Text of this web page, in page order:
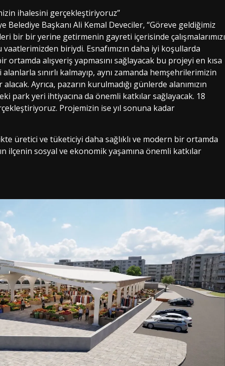
ihalesini gerçekleştiriyoruz”
Başkanı Ali Kemal Deveciler, “Göreve geldiğimiz
bir bir yerine getirmenin gayreti içerisinde çalışmalarımızı
biriydi. Esnafımızın daha iyi koşullarda
ortamda alışveriş yapmasını sağlayacak bu projeyi en kısa
sınırlı kalmayıp, aynı zamanda hemşehrilerimizin
Ayrıca, pazarın kurulmadığı günlerde alanımızın
park yeri ihtiyacına da önemli katkılar sağlayacak. 18
Projemizin ise yıl sonuna kadar
üretici ve tüketiciyi daha sağlıklı ve modern bir ortamda
ilçenin sosyal ve ekonomik yaşamına önemli katkılar